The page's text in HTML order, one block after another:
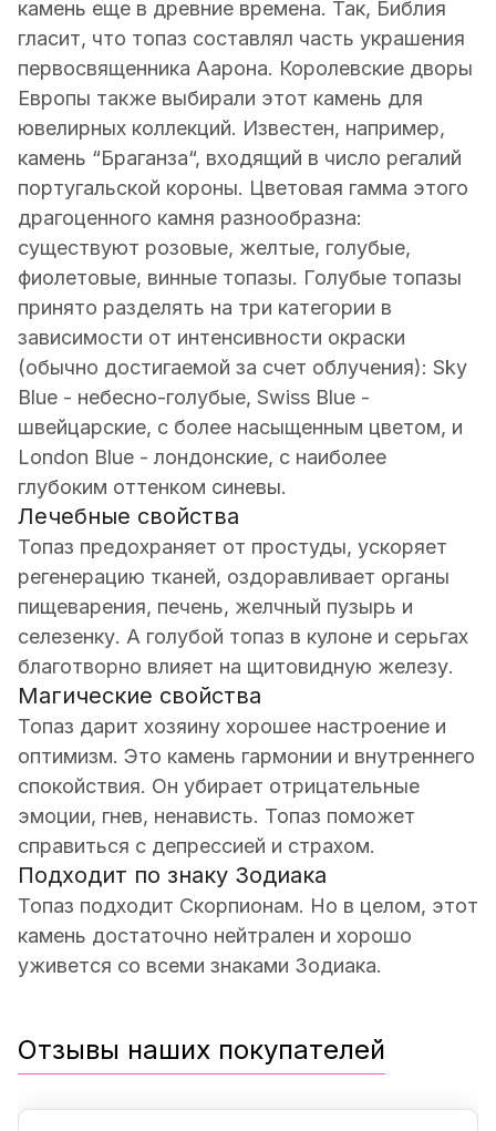
камень еще в древние времена. Так, Библия
гласит, что топаз составлял часть украшения
первосвященника Аарона. Королевские дворы
Европы также выбирали этот камень для
ювелирных коллекций. Известен, например,
камень “Браганза“, входящий в число регалий
португальской короны. Цветовая гамма этого
драгоценного камня разнообразна:
существуют розовые, желтые, голубые,
фиолетовые, винные топазы. Голубые топазы
принято разделять на три категории в
зависимости от интенсивности окраски
(обычно достигаемой за счет облучения): Sky
Blue - небесно-голубые, Swiss Blue -
швейцарские, с более насыщенным цветом, и
London Blue - лондонские, с наиболее
глубоким оттенком синевы.
Лечебные свойства
Топаз предохраняет от простуды, ускоряет
регенерацию тканей, оздоравливает органы
пищеварения, печень, желчный пузырь и
селезенку. А голубой топаз в кулоне и серьгах
благотворно влияет на щитовидную железу.
Магические свойства
Топаз дарит хозяину хорошее настроение и
оптимизм. Это камень гармонии и внутреннего
спокойствия. Он убирает отрицательные
эмоции, гнев, ненависть. Топаз поможет
справиться с депрессией и страхом.
Подходит по знаку Зодиака
Топаз подходит Скорпионам. Но в целом, этот
камень достаточно нейтрален и хорошо
уживется со всеми знаками Зодиака.
Отзывы наших покупателей